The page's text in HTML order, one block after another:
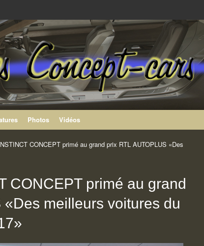
Photos Vidéos
CONCEPT primé au grand prix RTL AUTOPLUS «Des
CONCEPT primé au grand
«Des meilleurs voitures du